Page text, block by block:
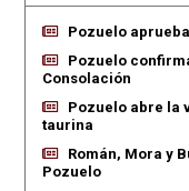
Pozuelo
Pozuelo
Consolación
Pozuelo abre la
taurina
Román, Mora y
Pozuelo